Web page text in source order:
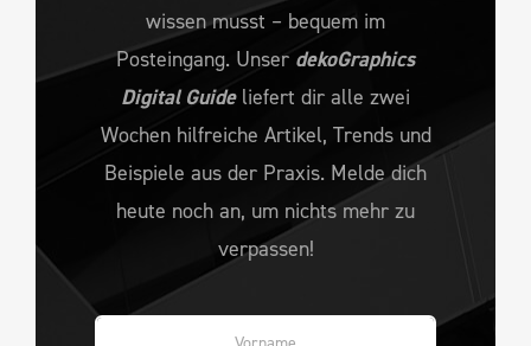
wissen musst – bequem im
Posteingang. Unser dekoGraphics
Digital Guideliefert dir alle zwei
Wochen hilfreiche Artikel, Trends und
Beispiele aus der Praxis. Melde dich
heute noch an, um nichts mehr zu
verpassen!